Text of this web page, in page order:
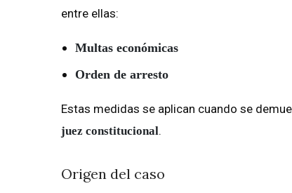
entre ellas:
Multas económicas
Orden de arresto
Estas medidas se aplican cuando se
juez constitucional.
Origen del caso